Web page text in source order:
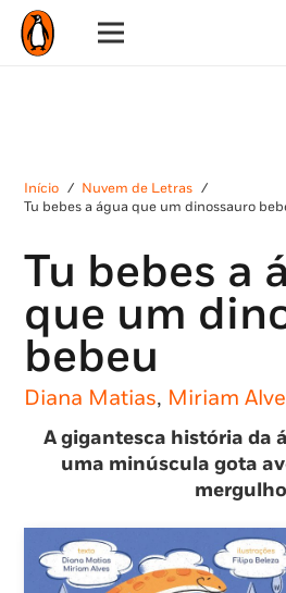
Início / Nuvem de Letras /
Tu bebes a água que um dinossauro
Tu bebes a
que um
bebeu
Diana Matias, Miriam
A gigantesca história da
uma minúscula gota